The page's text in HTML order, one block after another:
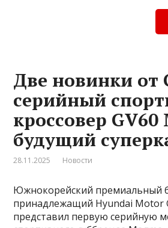
Две новинки от
серийный
кроссовер GV60
будущий
28.11.2025 Новости
Южнокорейский премиальный
принадлежащий Hyundai Motor
представил первую серийную